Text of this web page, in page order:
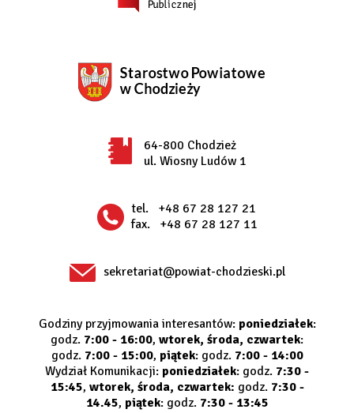
64-800 Chodzież
ul. Wiosny Ludów 1
tel.
+48 67 28 127 21
fax.
+48 67 28 127 11
sekretariat@powiat-chodzieski.pl
Godziny przyjmowania interesantów: poniedziałek:
godz. 7:00 - 16:00, wtorek, środa, czwartek:
godz. 7:00 - 15:00, piątek: godz. 7:00 - 14:00
Wydział Komunikacji: poniedziałek: godz. 7:30 -
15:45, wtorek, środa, czwartek: godz. 7:30 -
14.45, piątek: godz. 7:30 - 13:45